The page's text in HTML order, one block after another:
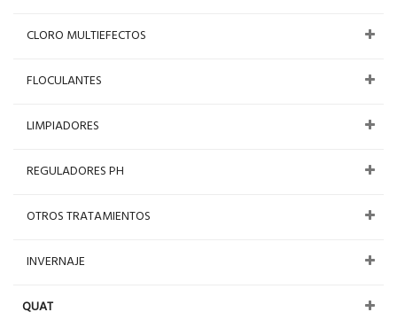
CLORO MULTIEFECTOS
FLOCULANTES
LIMPIADORES
REGULADORES PH
OTROS TRATAMIENTOS
INVERNAJE
QUAT